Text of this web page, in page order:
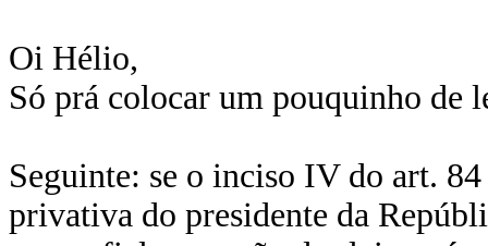
Oi Hélio,
Só prá colocar um pouquinho de
Seguinte: se o inciso IV do art.
privativa do presidente da